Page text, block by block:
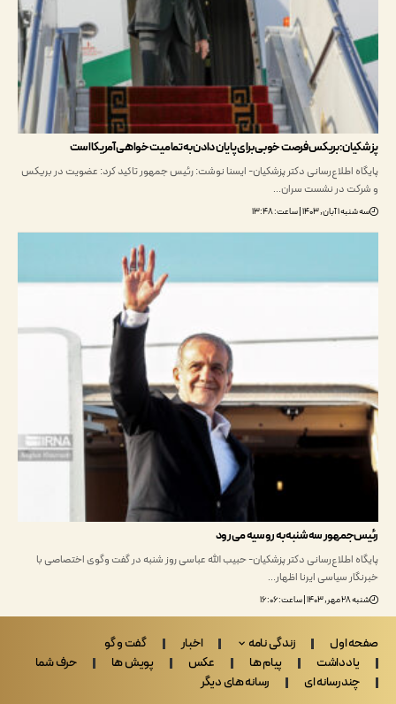
بریکس فرصت خوبی برای پایان دادن به تمامیت خواهی آمریکا است
اطلاع‌رسانی دکتر پزشکیان- ایسنا نوشت: رئیس جمهور تاکید کرد: عضویت در بریکس
در نشست سران…
سه‌شنبه به روسیه می‌رود
اطلاع‌رسانی دکتر پزشکیان- حبیب الله عباسی روز شنبه در گفت وگوی اختصاصی با
سیاسی ایرنا اظهار…
اول زندگی نامه اخبار
گفت و گو
پیام ها عکس پویش ها
حرف شما
ای
رسانه های دیگر